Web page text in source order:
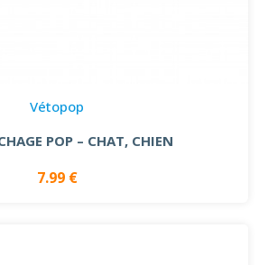
Vétopop
POP – CHAT, CHIEN
7.99 €